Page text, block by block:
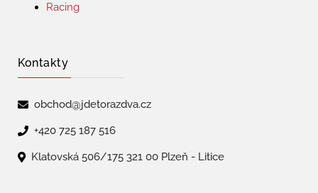
Racing
Kontakty
obchod@jdetorazdva.cz
+420 725 187 516
Klatovská 506/175 321 00 Plzeň - Litice